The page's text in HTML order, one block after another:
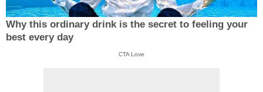
Why this ordinary drink is the secret to feeling your
best every day
CTA Love